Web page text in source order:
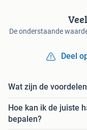
De onderstaande
Deel
Wat zijn de
Hoe kan ik de juiste
bepalen?